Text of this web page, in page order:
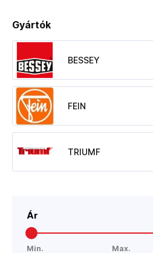
Ár
Min. Max.
Gyártók
BESSEY
FEIN
TRIUMF